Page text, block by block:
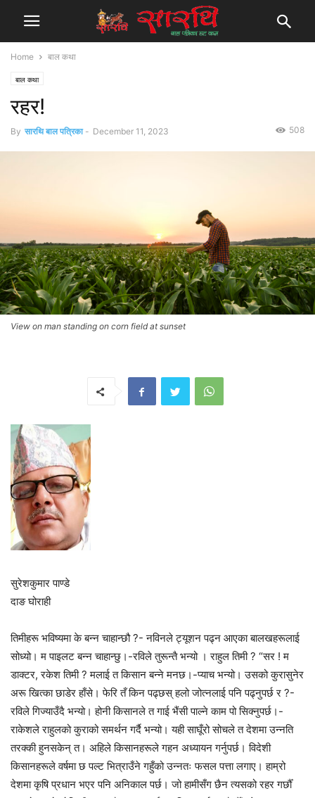
Home बाल कथा
बाल कथा
रहर!
By सारथि बाल पत्रिका - December 11, 2023 508
View on man standing on corn field at sunset
सुरेशकुमार पाण्डे
दाङ घोराही
तिमीहरू भविष्यमा के बन्न चाहान्छौ ?- नविनले ट्यूशन पढ्न आएका बालखहरूलाई
सोध्यो। म पाइलट बन्न चाहान्छु।-रविले तुरून्तै भन्यो । राहुल तिमी ? “सर ! म
डाक्टर, रकेश तिमी ? मलाई त किसान बन्ने मनछ।-प्याच भन्यो। उसको कुरासुनेर
अरू खित्का छाडेर हाँसे। फेरि तँ किन पढ्छस् हलो जोत्नलाई पनि पढ्नुपर्छ र ?-
रविले गिज्याउँदै भन्यो। होनी किसानले त गाई भैंसी पाल्ने काम पो सिक्नुपर्छ।-
राकेशले राहुलको कुराको समर्थन गर्दै भन्यो। यही साघूँरो सोचले त देशमा उन्नति
तरक्की हुनसकेन् त। अहिले किसानहरूले गहन अध्यायन गर्नुपर्छ। विदेशी
किसानहरूले वर्षमा छ पल्ट भित्राउँने गहुँको उन्नतः फसल पत्ता लगाए। हाम्रो
देशमा कृषि प्रधान भएर पनि अनिकाल पर्छ। जो हामीसँग छैन त्यसको रहर गर्छौँ